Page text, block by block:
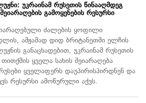
უკრაინამ რუსეთის წინააღმდეგ
გამოყენების რესურსი
ძალების ყოფილი
ამჟამად დიდ ბრიტანეთში ელჩის
განაცხადებით, უკრაინამ რუსეთის
ყველა სახის შეიარაღება
ყველაფერს დაუპირისპირდნენ და
რესურსი ამოწურული აქვს.